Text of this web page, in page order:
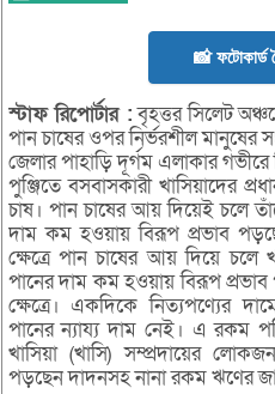
📸 ফটোকার্ড
স্টাফ রিপোর্টার :বৃহত্তর সিলেট
পান চাষের ওপর নির্ভরশীল মানুষের
জেলার পাহাড়ি দূর্গম এলাকার গভীরে
পুঞ্জিতে বসবাসকারী খাসিয়াদের
চাষ। পান চাষের আয় দিয়েই চলে
দাম কম হওয়ায় বিরূপ প্রভাব পড়ছে
ক্ষেত্রে পান চাষের আয় দিয়ে চলে
পানের দাম কম হওয়ায় বিরূপ প্রভাব
ক্ষেত্রে। একদিকে নিত্যপণ্যের
পানের ন্যায্য দাম নেই। এ রকম
খাসিয়া (খাসি) সম্প্রদায়ের
পড়ছেন দাদনসহ নানা রকম ঋণের